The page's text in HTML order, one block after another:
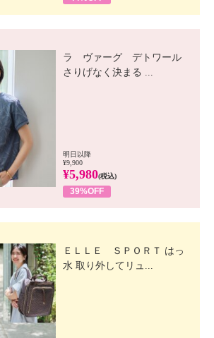
ラ ヴァーグ デトワール
さりげなく決まる ...
明日以降
¥9,900
¥5,980(税込)
39%OFF
ＥＬＬＥ ＳＰＯＲＴ はっ
水 取り外してリュ...